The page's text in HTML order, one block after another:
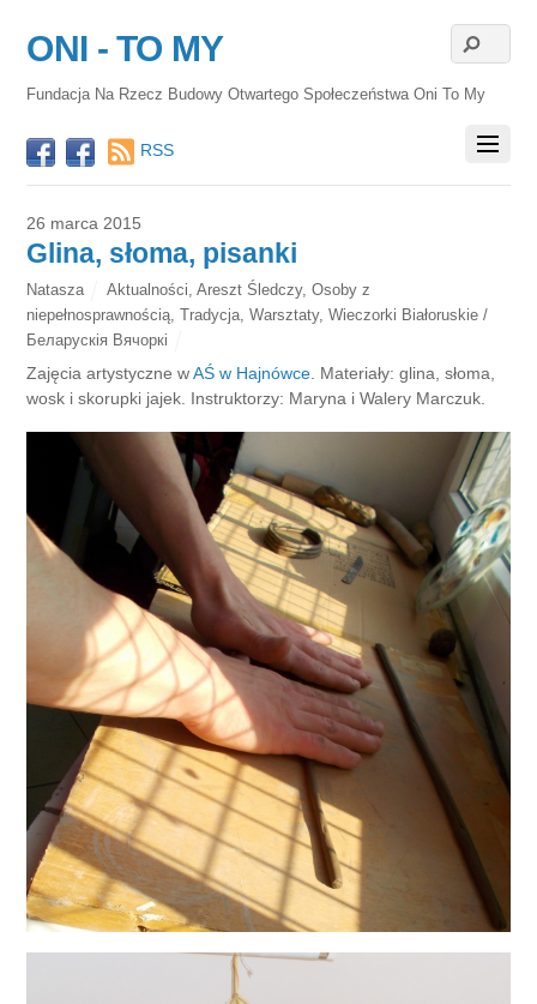
ONI - TO MY
Fundacja Na Rzecz Budowy Otwartego Społeczeństwa Oni To My
RSS
26 marca 2015
Glina, słoma, pisanki
Natasza Aktualności Areszt Śledczy, Osoby z
niepełnosprawnością ,Tradycja ,Warsztaty,Wieczorki Białoruskie /
Беларускія Вячоркі
Zajęcia artystyczne wAŚ w Hajnówce . Materiały: glina, słoma,
wosk i skorupki jajek. Instruktorzy: Maryna i Walery Marczuk.